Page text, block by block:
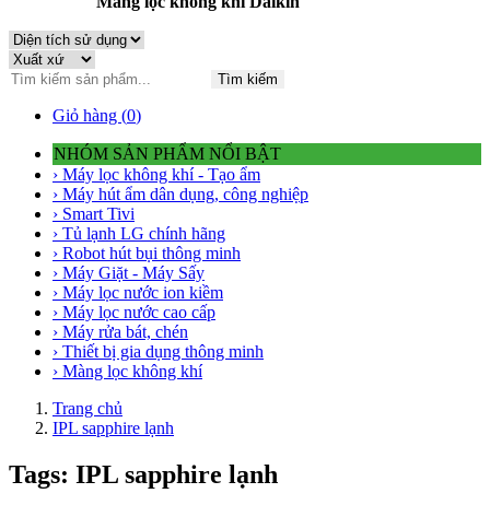
Tìm kiếm
Giỏ hàng (0)
NHÓM SẢN PHẨM NỔI BẬT
› Máy lọc không khí - Tạo ẩm
› Máy hút ẩm dân dụng, công nghiệp
› Smart Tivi
› Tủ lạnh LG chính hãng
› Robot hút bụi thông minh
› Máy Giặt - Máy Sấy
› Máy lọc nước ion kiềm
› Máy lọc nước cao cấp
› Máy rửa bát, chén
› Thiết bị gia dụng thông minh
› Màng lọc không khí
Trang chủ
IPL sapphire lạnh
Tags: IPL sapphire lạnh